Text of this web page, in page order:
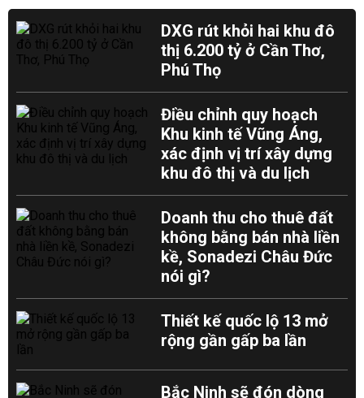
DXG rút khỏi hai khu đô
thị 6.200 tỷ ở Cần Thơ,
Phú Thọ
Điều chỉnh quy hoạch
Khu kinh tế Vũng Áng,
xác định vị trí xây dựng
khu đô thị và du lịch
Doanh thu cho thuê đất
không bằng bán nhà liền
kề, Sonadezi Châu Đức
nói gì?
Thiết kế quốc lộ 13 mở
rộng gần gấp ba lần
Bắc Ninh sẽ đón dòng